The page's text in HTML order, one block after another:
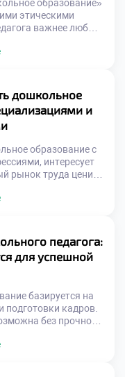
образование»
этическими
важнее любых
Профессиональная
в техникум
должен понимать
профессии. […]
дошкольное
и
образование с
интересует
рынок труда ценит
место широким
экспертом.
обогащает
смежных областей
как
педагога:
для успешной
базируется на
подготовки кадров.
без прочного
систему